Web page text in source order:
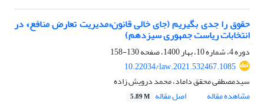
حقوق را جدی بگیریم (جای خالی قانون«مدیریت تعارض منافع» در
انتخابات ریاست جمهوری سیزدهم)
دوره 4، شماره 10، بهار 1400، صفحه
130-158
10.22034/law.2021.532467.1085
سیدمصطفی محقق داماد، محمد درویش زاده
مشاهده مقاله
اصل مقاله 5.89 M